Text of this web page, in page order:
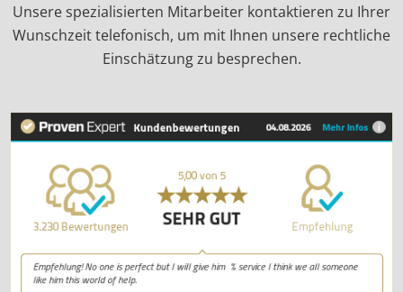
Unsere spezialisierten Mitarbeiter kontaktieren zu Ihrer
Wunschzeit telefonisch, um mit Ihnen unsere rechtliche
Einschätzung zu besprechen.